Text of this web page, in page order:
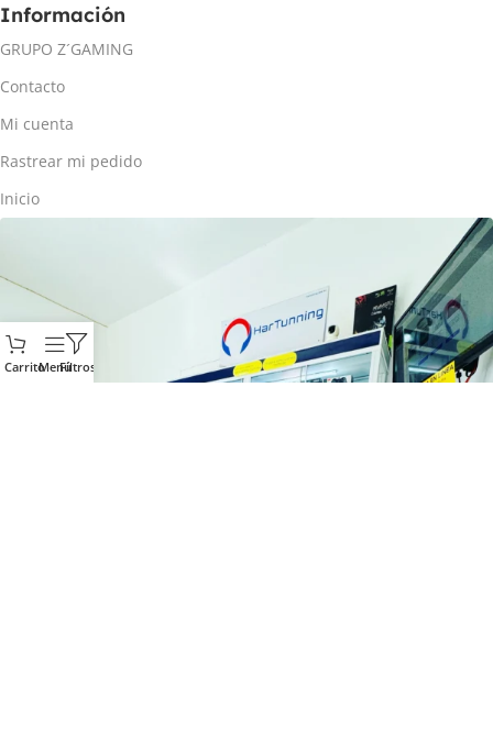
Información
GRUPO Z´GAMING
Contacto
Mi cuenta
Rastrear mi pedido
Inicio
CarritoMenúFiltros